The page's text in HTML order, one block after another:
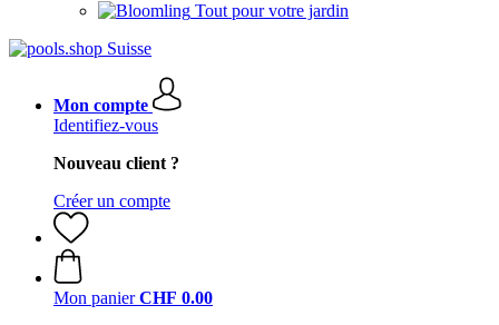
Tout pour votre jardin
Mon compte
Identifiez-vous
Nouveau client ?
Créer un compte
Mon panier CHF 0.00